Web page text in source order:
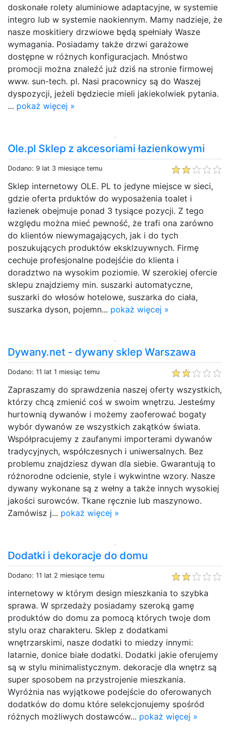
doskonałe rolety aluminiowe adaptacyjne, w systemie
integro lub w systemie naokiennym. Mamy nadzieje, że
nasze moskitiery drzwiowe będą spełniały Wasze
wymagania. Posiadamy także drzwi garażowe
dostępne w różnych konfiguracjach. Mnóstwo
promocji można znaleźć już dziś na stronie firmowej
www. sun-tech. pl. Nasi pracownicy są do Waszej
dyspozycji, jeżeli będziecie mieli jakiekolwiek pytania.
... pokaż więcej »
Ole.pl Sklep z akcesoriami łazienkowymi
Dodano: 9 lat 3 miesiące temu
Sklep internetowy OLE. PL to jedyne miejsce w sieci,
gdzie oferta prduktów do wyposażenia toalet i
łazienek obejmuje ponad 3 tysiące pozycji. Z tego
względu można mieć pewność, że trafi ona zarówno
do klientów niewymagających, jak i do tych
poszukujących produktów eksklzuywnych. Firmę
cechuje profesjonalne podejśćie do klienta i
doradztwo na wysokim poziomie. W szerokiej ofercie
sklepu znajdziemy min. suszarki automatyczne,
suszarki do włosów hotelowe, suszarka do ciała,
suszarka dyson, pojemn... pokaż więcej »
Dywany.net - dywany sklep Warszawa
Dodano: 11 lat 1 miesiąc temu
Zapraszamy do sprawdzenia naszej oferty wszystkich,
którzy chcą zmienić coś w swoim wnętrzu. Jesteśmy
hurtownią dywanów i możemy zaoferować bogaty
wybór dywanów ze wszystkich zakątków świata.
Współpracujemy z zaufanymi importerami dywanów
tradycyjnych, współczesnych i uniwersalnych. Bez
problemu znajdziesz dywan dla siebie. Gwarantują to
różnorodne odcienie, style i wykwintne wzory. Nasze
dywany wykonane są z wełny a także innych wysokiej
jakości surowców. Tkane ręcznie lub maszynowo.
Zamówisz j... pokaż więcej »
Dodatki i dekoracje do domu
Dodano: 11 lat 2 miesiące temu
internetowy w którym design mieszkania to szybka
sprawa. W sprzedaży posiadamy szeroką gamę
produktów do domu za pomocą których twoje dom
stylu oraz charakteru. Sklep z dodatkami
wnętrzarskimi, nasze dodatki to miedzy innymi:
latarnie, donice białe dodatki. Dodatki jakie oferujemy
są w stylu minimalistycznym. dekoracje dla wnętrz są
super sposobem na przystrojenie mieszkania.
Wyróżnia nas wyjątkowe podejście do oferowanych
dodatków do domu które selekcjonujemy spośród
różnych możliwych dostawców... pokaż więcej »